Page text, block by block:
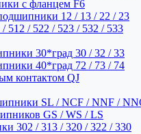
с фланцем F6
12 / 13 / 22 / 23
/ 522 / 523 / 532 / 533
30*град 30 / 32 / 33
40*град 72 / 73 / 74
контактом QJ
SL / NCF / NNF /
GS / WS / LS
302 / 313 / 320 / 322 / 330